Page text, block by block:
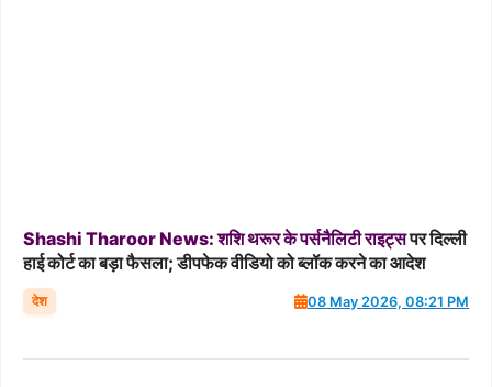
Shashi TharoorNews: शशिथरूरकेपर्सनैलिटीराइट्सपर दिल्ली
हाई कोर्ट का बड़ा फैसला; डीपफेक वीडियो को ब्लॉक करने का आदेश
देश 08 May 2026, 08:21 PM